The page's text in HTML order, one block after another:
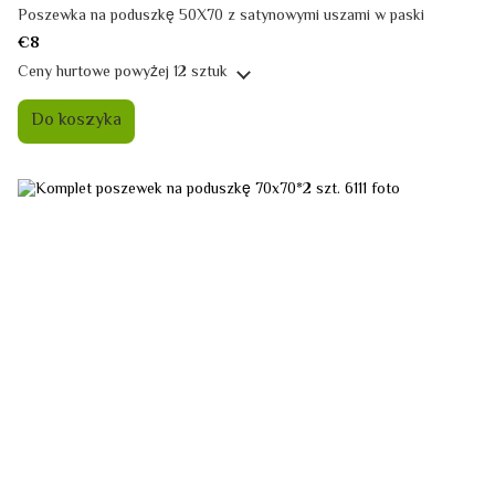
Poszewka na poduszkę 50X70 z satynowymi uszami w paski
€8
Ceny hurtowepowyżej 12 sztuk
Do koszyka